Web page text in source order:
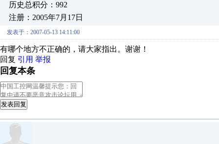
历史总积分：992
注册：2005年7月17日
发表于：2007-05-13 14:11:00
有哪个地方不正确的，请大家指出。谢谢！
回复 引用 举报
回复本条
发表回复